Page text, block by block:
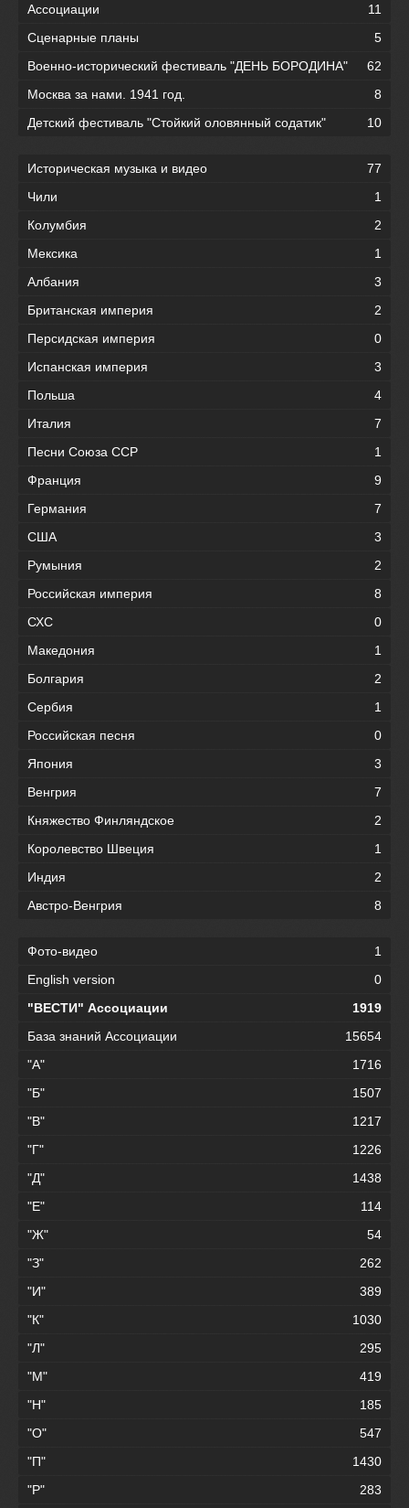
Ассоциации
11
Сценарные планы
5
Военно-исторический фестиваль "ДЕНЬ БОРОДИНА"
62
Москва за нами. 1941 год.
8
Детский фестиваль "Стойкий оловянный содатик"
10
Историческая музыка и видео
77
Чили
1
Колумбия
2
Мексика
1
Албания
3
Британская империя
2
Персидская империя
0
Испанская империя
3
Польша
4
Италия
7
Песни Союза ССР
1
Франция
9
Германия
7
США
3
Румыния
2
Российская империя
8
СХС
0
Македония
1
Болгария
2
Сербия
1
Российская песня
0
Япония
3
Венгрия
7
Княжество Финляндское
2
Королевство Швеция
1
Индия
2
Австро-Венгрия
8
Фото-видео
1
English version
0
"ВЕСТИ" Ассоциации
1919
База знаний Ассоциации
15654
"А"
1716
"Б"
1507
"В"
1217
"Г"
1226
"Д"
1438
"Е"
114
"Ж"
54
"З"
262
"И"
389
"К"
1030
"Л"
295
"М"
419
"Н"
185
"О"
547
"П"
1430
"Р"
283